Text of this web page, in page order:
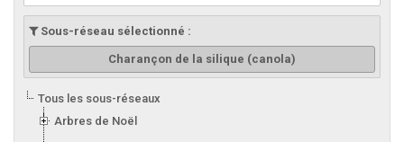
Sous-réseau sélectionné :
Charançon de la silique (canola)
Tous les sous-réseaux
Arbres de Noël